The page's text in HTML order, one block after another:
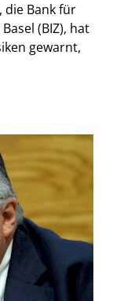
die Bank für
(BIZ), hat
gewarnt,